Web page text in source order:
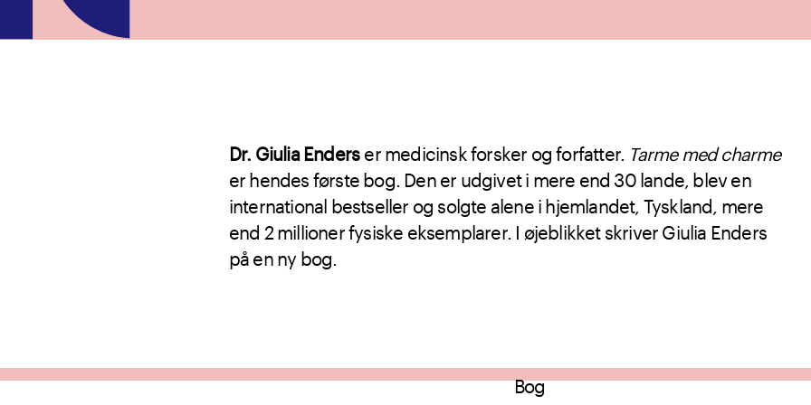
Dr. Giulia Enderser medicinsk forsker og forfatter. Tarme med charme
er hendes første bog. Den er udgivet i mere end 30 lande, blev en
international bestseller og solgte alene i hjemlandet, Tyskland, mere
end 2 millioner fysiske eksemplarer. I øjeblikket skriver Giulia Enders
på en ny bog.
Bog